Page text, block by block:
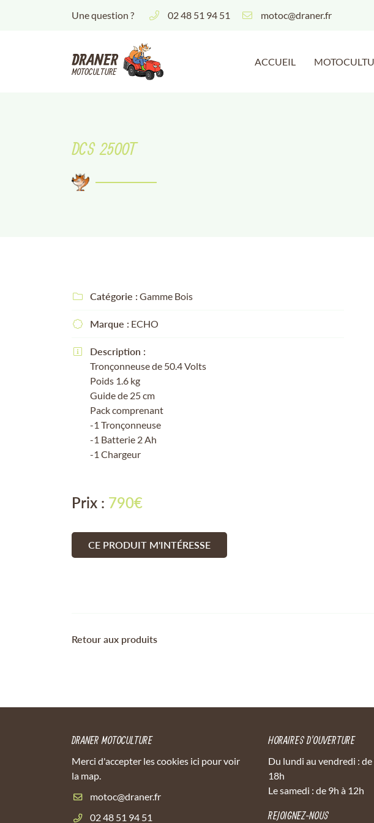
Une question ? 02 48 51 94 51
ACCUEIL
02 48 51 94 51
email indiqué ci-dessus. Vous pouvez vous désinscrire à tout moment en utilisant
formulaire de désinscription.
INSCRIPTION
DCS 2500T
 Catégorie : Gamme Bois
 Marque : ECHO

Description :
Tronçonneuse de 50.4 Volts
Poids 1.6 kg
Guide de 25 cm
Pack comprenant
-1 Tronçonneuse
-1 Batterie 2 Ah
-1 Chargeur
Prix : 790€
CE PRODUIT M'INTÉRESSE
Retour aux produits
DRANER MOTOCULTURE
Merci d'accepter les cookies ici pour voir
la map.
02 48 51 94 51
HORAIRES D'OUVERTURE
Du lundi au vendredi :
18h
Le samedi : de 9h à 12h
REJOIGNEZ-NOUS